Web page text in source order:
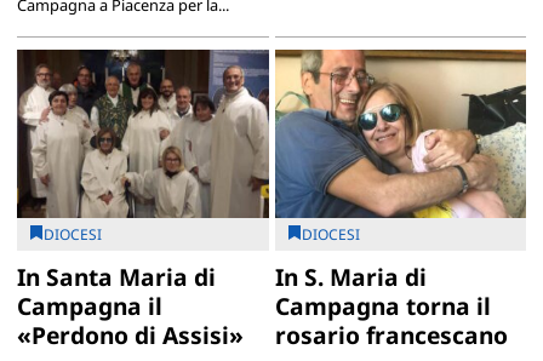
Campagna a Piacenza per la...
DIOCESI
In Santa Maria di
Campagna il
«Perdono di Assisi»
DIOCESI
In S. Maria di
Campagna torna il
rosario francescano